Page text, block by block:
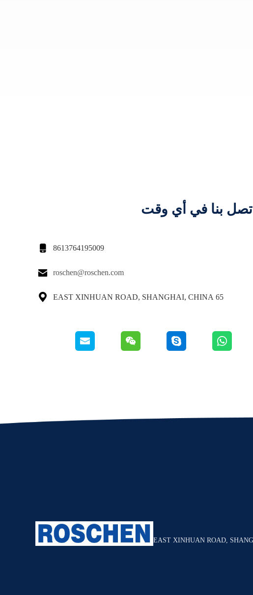
اتصل بنا في أي وقت
 8613764195009
 roschen@roschen.com
 65 EAST XINHUAN ROAD, SHANGHAI, CHINA